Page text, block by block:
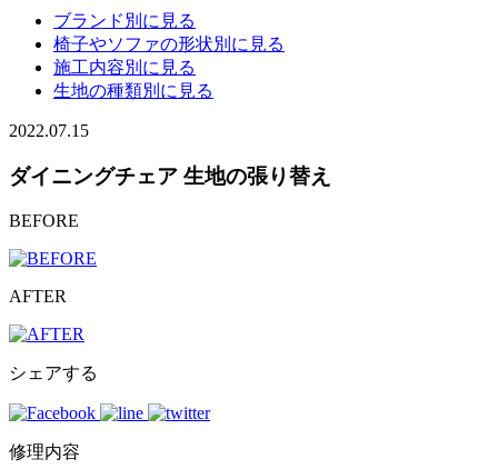
ブランド別に見る
椅子やソファの形状別に見る
施工内容別に見る
生地の種類別に見る
2022.07.15
ダイニングチェア 生地の張り替え
BEFORE
AFTER
シェアする
修理内容